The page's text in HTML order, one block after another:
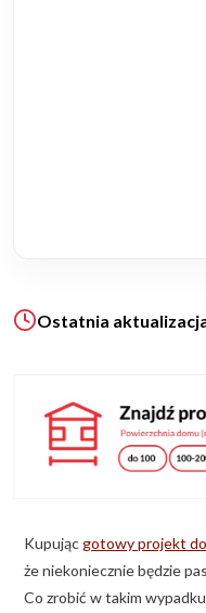
Ogrody
KALKULATOR
BLOG
O NAS
ZAPISZ SIĘ
Ostatnia
Kupującgotowy projekt
że niekoniecznie będzie
Co zrobić w takim